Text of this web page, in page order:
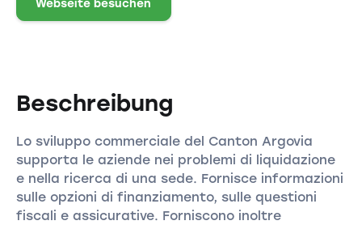
Webseite besuchen
Beschreibung
Lo sviluppo commerciale del Canton Argovia
supporta le aziende nei problemi di liquidazione
e nella ricerca di una sede. Fornisce informazioni
sulle opzioni di finanziamento, sulle questioni
fiscali e assicurative. Forniscono inoltre